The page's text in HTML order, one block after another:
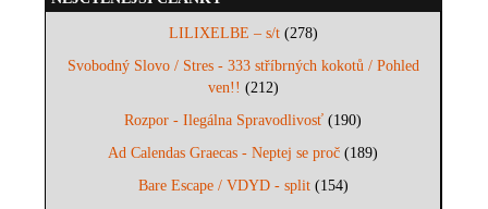
LILIXELBE – s/t(278)
Svobodný Slovo / Stres - 333 stříbrných kokotů / Pohled
ven!! (212)
Rozpor - Ilegálna Spravodlivosť (190)
Ad Calendas Graecas - Neptej se proč (189)
Bare Escape / VDYD - split(154)